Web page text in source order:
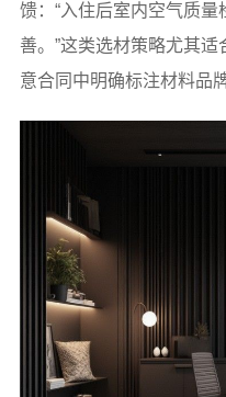
馈：“入住后室内空气质
善。”这类选材策略尤其
意合同中明确标注材料品